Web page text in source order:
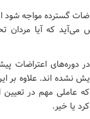
گسترده مواجه شود
که آیا مردان
نشده اند. علاوه بر
عاملی مهم در
یا خیر.